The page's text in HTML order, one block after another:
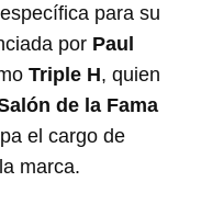
para su
por Paul
Triple H, quien
de la Fama
el cargo de
marca.